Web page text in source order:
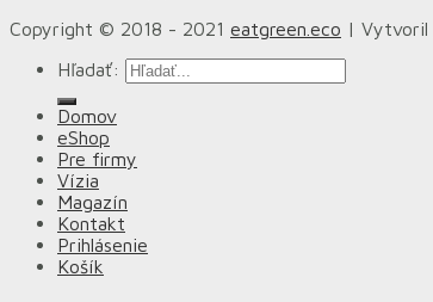
Copyright © 2018 - 2021 eatgreen.eco | Vytvoril
Hľadať:
Domov
eShop
Pre firmy
Vízia
Magazín
Kontakt
Prihlásenie
Košík